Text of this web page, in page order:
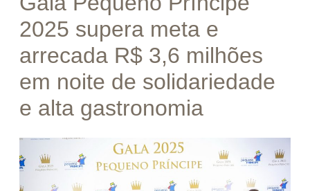
2025 supera meta e
arrecada R$ 3,6 milhões
em noite de solidariedade
e alta gastronomia